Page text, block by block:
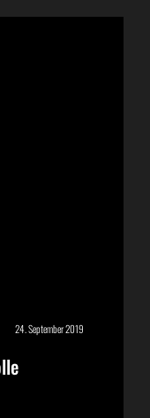
24. September 2019